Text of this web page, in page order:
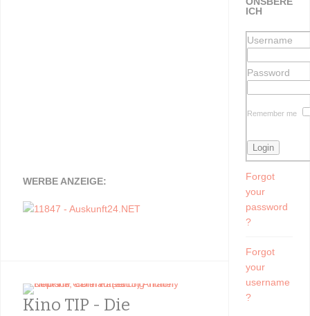
WERBE ANZEIGE:
Kino TIP - Die
ICH
Username
Password
Remember me
Forgot
your
password
?
Forgot
your
username
?